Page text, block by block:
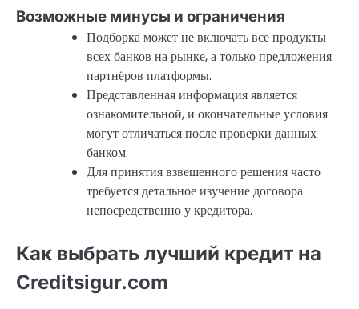
Возможные минусы и ограничения
Подборка может не включать все продукты
всех банков на рынке, а только предложения
партнёров платформы.
Представленная информация является
ознакомительной, и окончательные условия
могут отличаться после проверки данных
банком.
Для принятия взвешенного решения часто
требуется детальное изучение договора
непосредственно у кредитора.
Как выбрать лучший кредит на
Creditsigur.com